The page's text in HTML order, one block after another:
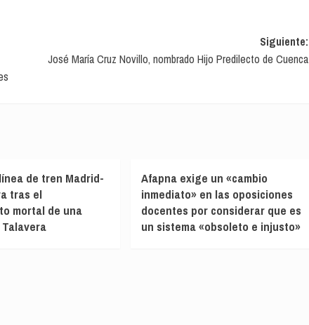
Siguiente:
José María Cruz Novillo, nombrado Hijo Predilecto de Cuenca
de tren Madrid-
tras el
mortal de una
Afapna exige un «cambio
inmediato» en las oposiciones
docentes por considerar que es
un sistema «obsoleto e injusto»